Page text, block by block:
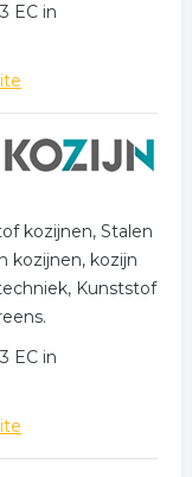
EC in
kozijnen, Stalen
kozijnen, kozijn
Kunststof
EC in